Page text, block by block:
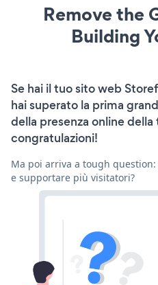
Remove the
Building
Se hai il tuo sito web
hai superato la prima
della presenza online
congratulazioni!
Ma poi arriva a tough
e supportare più visitatori?